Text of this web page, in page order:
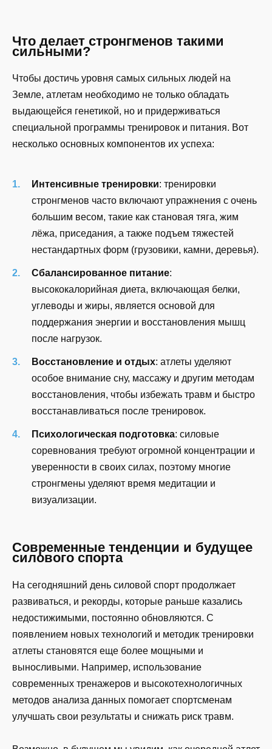
Что делает стронгменов такими
сильными?
Чтобы достичь уровня самых сильных людей на
Земле, атлетам необходимо не только обладать
выдающейся генетикой, но и придерживаться
специальной программы тренировок и питания. Вот
несколько основных компонентов их успеха:
Интенсивные тренировки: тренировки
стронгменов часто включают упражнения с очень
большим весом, такие как становая тяга, жим
лёжа, приседания, а также подъем тяжестей
нестандартных форм (грузовики, камни, деревья).
Сбалансированное питание:
высококалорийная диета, включающая белки,
углеводы и жиры, является основой для
поддержания энергии и восстановления мышц
после нагрузок.
Восстановление и отдых: атлеты уделяют
особое внимание сну, массажу и другим методам
восстановления, чтобы избежать травм и быстро
восстанавливаться после тренировок.
Психологическая подготовка: силовые
соревнования требуют огромной концентрации и
уверенности в своих силах, поэтому многие
стронгмены уделяют время медитации и
визуализации.
Современные тенденции и будущее
силового спорта
На сегодняшний день силовой спорт продолжает
развиваться, и рекорды, которые раньше казались
недостижимыми, постоянно обновляются. С
появлением новых технологий и методик тренировки
атлеты становятся еще более мощными и
выносливыми. Например, использование
современных тренажеров и высокотехнологичных
методов анализа данных помогает спортсменам
улучшать свои результаты и снижать риск травм.